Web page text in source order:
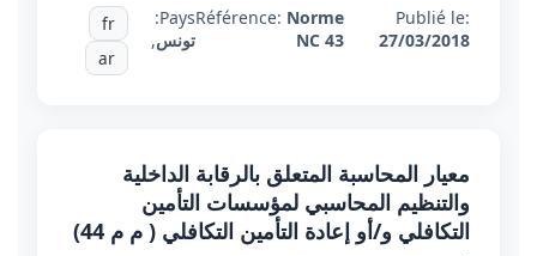
Publié le:
27/03/2018
Référence: Norme
NC 43
Pays:
تونس,
fr
ar
معيار المحاسبة المتعلق بالرقابة الداخلية
والتنظيم المحاسبي لمؤسسات التأمين
التكافلي و/أو إعادة التأمين التكافلي ( م م 44)